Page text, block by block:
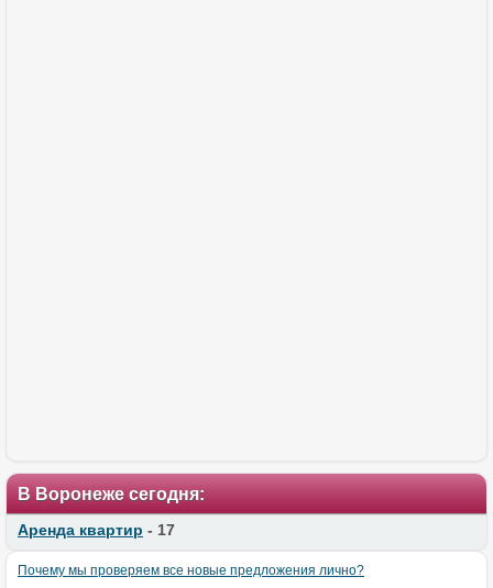
В Воронеже сегодня:
Аренда квартир - 17
Почему мы проверяем все новые предложения лично?